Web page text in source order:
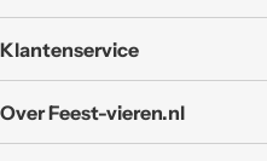
Klantenservice
Over Feest-vieren.nl